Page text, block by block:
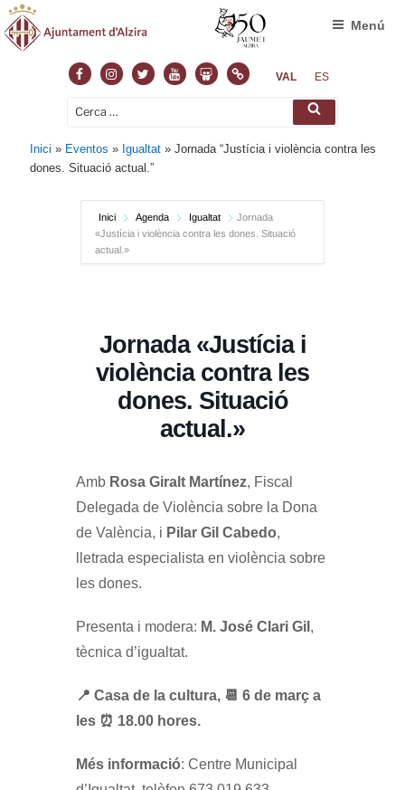
FacebookInstagram
TwitterYoutubeSlideshare
NormasVAL ES
Cerca: Cerca
Menú
Inici » Eventos » Igualtat »Jornada “Justícia i violència contra les
dones. Situació actual.”
Inici Agenda Igualtat
Jornada
«Justícia i violència contra les dones. Situació
actual.»
Jornada «Justícia i
violència contra les
dones. Situació
actual.»
Amb Rosa Giralt Martínez, Fiscal
Delegada de Violència sobre la Dona
de València, i Pilar Gil Cabedo,
lletrada especialista en violència sobre
les dones.
Presenta i modera: M. José Clari Gil ,
tècnica d’igualtat.
📍 Casa de la cultura, 📆 6 de març a
les ⏰ 18.00 hores.
Més informació: Centre Municipal